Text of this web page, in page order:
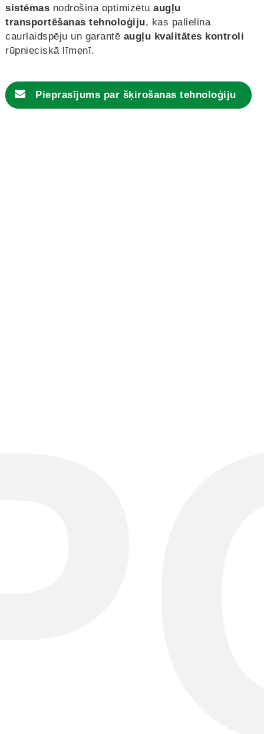
sistēmas nodrošina optimizētu augļu
transportēšanas tehnoloģiju, kas palielina
caurlaidspēju un garantē augļu kvalitātes kontroli
rūpnieciskā līmenī.
Pieprasījums par šķirošanas tehnoloģiju